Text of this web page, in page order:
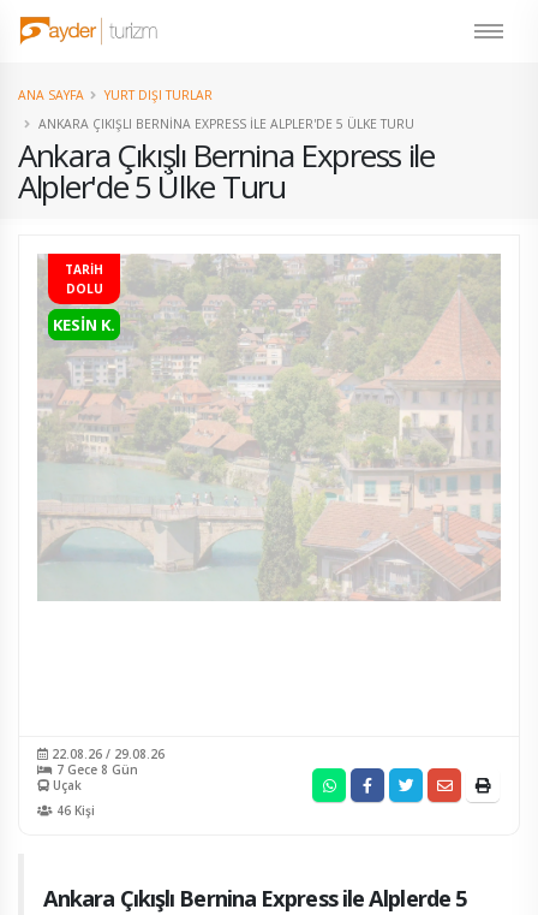
Ankara Çıkışlı Bernina Express ile
Alpler'de 5 Ülke Turu
ANA SAYFA
YURT DIŞI TURLAR
ANKARA ÇIKIŞLI BERNINA EXPRESS ILE ALPLER'DE 5 ÜLKE TURU
TARİH
DOLU
YENİ
KESİN K.
22.08.26 / 29.08.26
7 Gece 8 Gün
Uçak
46 Kişi
Ankara Çıkışlı Bernina Express ile Alplerde 5